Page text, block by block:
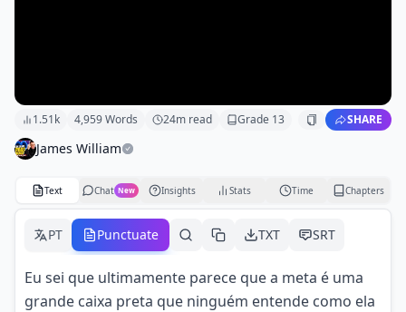
1.51k 4,959Words 24m read Grade 13 SHARE
James William
Text Chat New Insights Stats Time Chapters
PT Punctuate TXT SRT
Eu sei que ultimamente parece que a meta é uma
grande caixa preta que ninguém entende como ela